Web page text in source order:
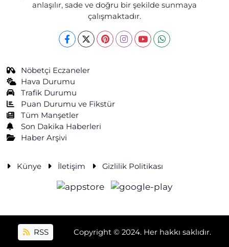
anlaşılır, sade ve doğru bir şekilde sunmaya
çalışmaktadır.
Nöbetçi Eczaneler
Hava Durumu
Trafik Durumu
Puan Durumu ve Fikstür
Tüm Manşetler
Son Dakika Haberleri
Haber Arşivi
Künye İletişim Gizlilik Politikası
RSS Copyright © 2024. Her hakkı saklıdır.